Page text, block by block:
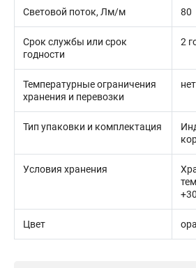
Световой поток, Лм/м 80
Срок службы или срок
годности
2
Температурные ограничения
хранения и перевозки
нет
Тип упаковки и комплектация
Условия хранения
Цвет